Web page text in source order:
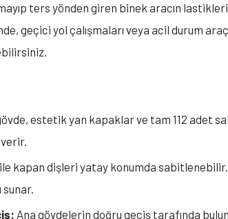
ters yönden giren binek aracın
geçici yol çalışmaları veya acil durum
estetik yan kapaklar ve tam 112 adet
kapan dişleri yatay konumda
Ana gövdelerin doğru geçiş tarafında